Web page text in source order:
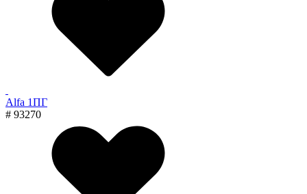
Alfa 1ПГ
# 93270